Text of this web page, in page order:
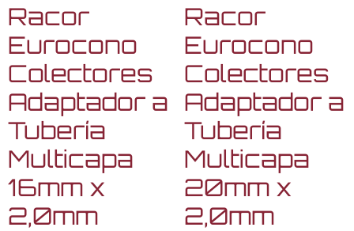
Racor
Eurocono
Colectores
Adaptador a
Tubería
Multicapa
16mm x
2,0mm
Racor
Eurocono
Colectores
Adaptador a
Tubería
Multicapa
20mm x
2,0mm